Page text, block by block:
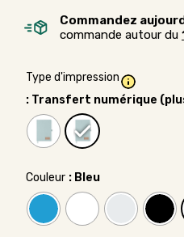
Commandez
commande autour du
Type d'impression
: Transfert numérique
Couleur : Bleu